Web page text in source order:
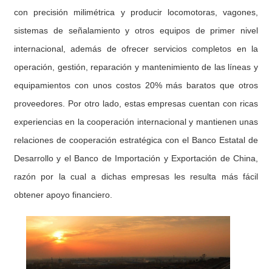
con precisión milimétrica y producir locomotoras, vagones,
sistemas de señalamiento y otros equipos de primer nivel
internacional, además de ofrecer servicios completos en la
operación, gestión, reparación y mantenimiento de las líneas y
equipamientos con unos costos 20% más baratos que otros
proveedores. Por otro lado, estas empresas cuentan con ricas
experiencias en la cooperación internacional y mantienen unas
relaciones de cooperación estratégica con el Banco Estatal de
Desarrollo y el Banco de Importación y Exportación de China,
razón por la cual a dichas empresas les resulta más fácil
obtener apoyo financiero.